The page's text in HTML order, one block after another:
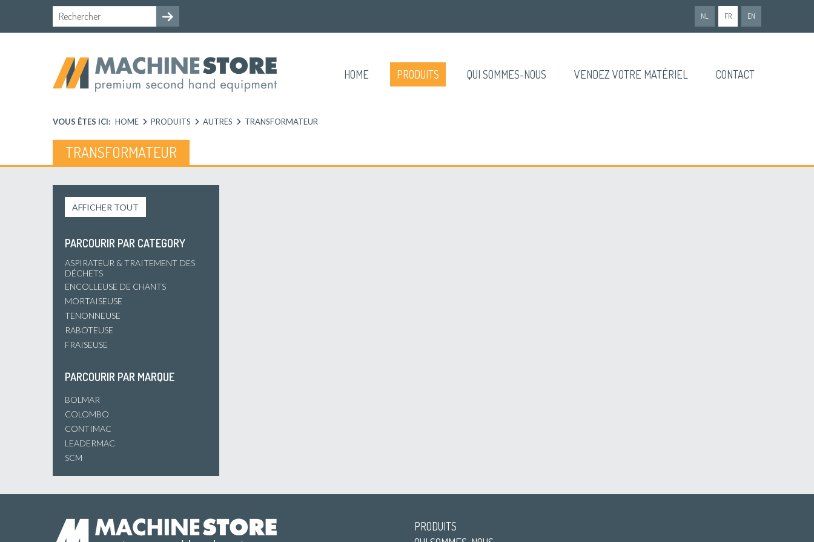
NL FR EN
HOME PRODUITS QUI SOMMES-NOUS VENDEZ VOTRE MATÉRIEL CONTACT
VOUS ÊTES ICI: HOME PRODUITS AUTRES TRANSFORMATEUR
TRANSFORMATEUR
AFFICHER TOUT
PARCOURIR PAR CATEGORY
ASPIRATEUR & TRAITEMENT DES
DÉCHETS
ENCOLLEUSE DE CHANTS
MORTAISEUSE
TENONNEUSE
RABOTEUSE
FRAISEUSE
PARCOURIR PAR MARQUE
BOLMAR
COLOMBO
CONTIMAC
LEADERMAC
SCM
PRODUITS